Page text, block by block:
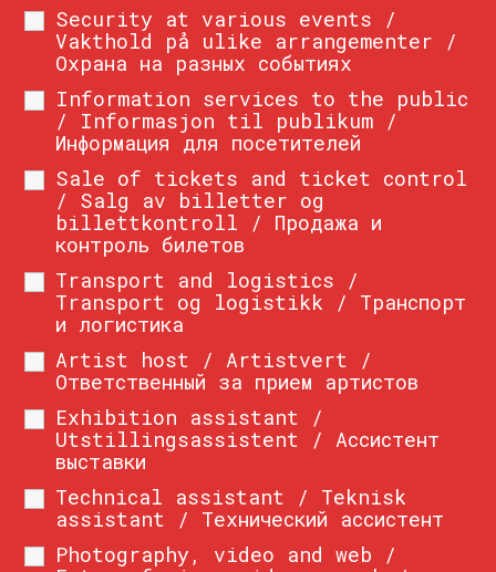
Security at various events /
Vakthold på ulike arrangementer /
Охрана на разных событиях
Information services to the public
/ Informasjon til publikum /
Информация для посетителей
Sale of tickets and ticket control
/ Salg av billetter og
billettkontroll / Продажа и
контроль билетов
Transport and logistics /
Transport og logistikk / Транспорт
и логистика
Artist host / Artistvert /
Ответственный за прием артистов
Exhibition assistant /
Utstillingsassistent / Ассистент
выставки
Technical assistant / Teknisk
assistant / Технический ассистент
Photography, video and web /